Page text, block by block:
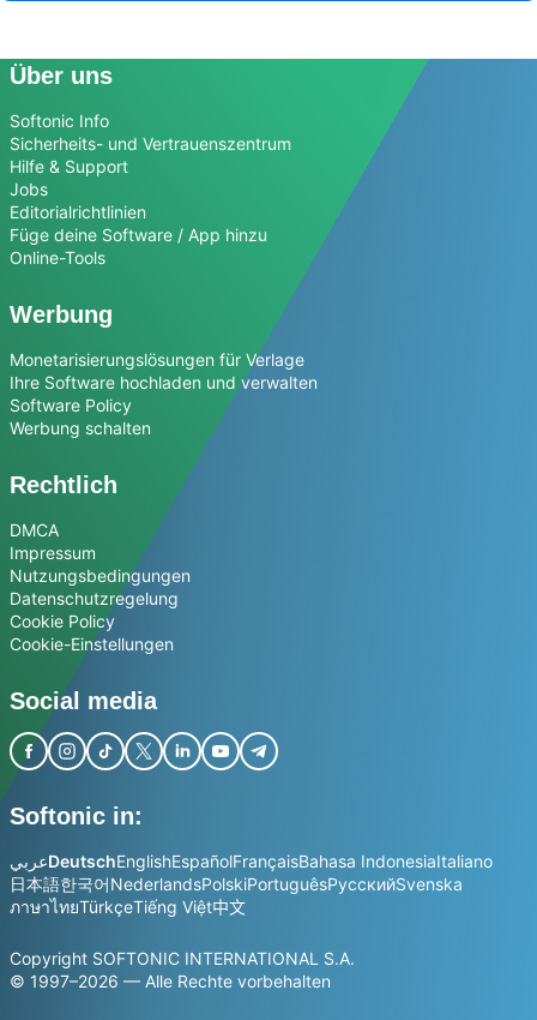
Über uns
Softonic Info
Sicherheits- und Vertrauenszentrum
Hilfe & Support
Jobs
Editorialrichtlinien
Füge deine Software / App hinzu
Online-Tools
Werbung
Monetarisierungslösungen für Verlage
Ihre Software hochladen und verwalten
Software Policy
Werbung schalten
Rechtlich
DMCA
Impressum
Nutzungsbedingungen
Datenschutzregelung
Cookie Policy
Cookie-Einstellungen
Social media
Softonic in:
عربيDeutschEnglishEspañolFrançaisBahasa IndonesiaItaliano
日本語한국어NederlandsPolskiPortuguêsРусскийSvenska
ภาษาไทยTürkçeTiếng Việt中文
Copyright SOFTONIC INTERNATIONAL S.A.
© 1997–2026 — Alle Rechte vorbehalten